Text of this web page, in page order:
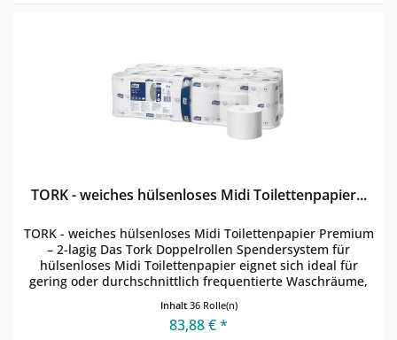
TORK - weiches hülsenloses Midi Toilettenpapier...
TORK - weiches hülsenloses Midi Toilettenpapier Premium
– 2-lagig Das Tork Doppelrollen Spendersystem für
hülsenloses Midi Toilettenpapier eignet sich ideal für
gering oder durchschnittlich frequentierte Waschräume,
Inhalt 36 Rolle(n)
83,88 € *